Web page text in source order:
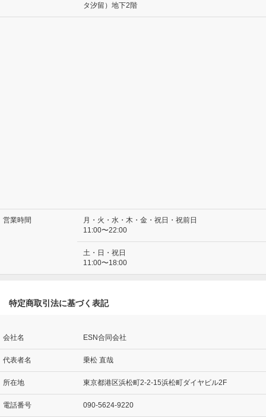
タ汐留）地下2階
営業時間
月・火・水・木・金・祝日・祝前日
11:00〜22:00
土・日・祝日
11:00〜18:00
特定商取引法に基づく表記
会社名 ESN合同会社
代表者名 乗松 直哉
所在地 東京都港区浜松町2-2-15浜松町ダイヤビル2F
電話番号 090-5624-9220